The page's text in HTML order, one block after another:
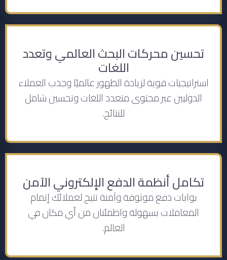
تحسين محركات البحث العالمي وتعدد
اللغات
استراتيجيات قوية لزيادة الظهور عالميًا وجذب العملاء
الدوليين عبر محتوى متعدد اللغات وتحسين شامل
للنتائج.
تكامل أنظمة الدفع الإلكتروني الآمن
بوابات دفع موثوقة وآمنة تتيح لعملائك إتمام
المعاملات بسهولة واطمئنان من أي مكان في
العالم.